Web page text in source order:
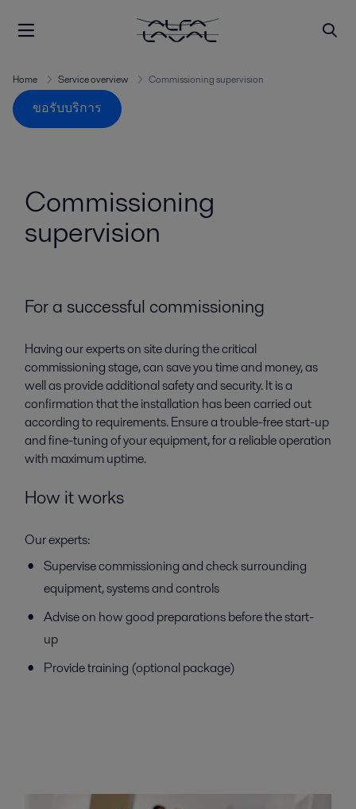
Home Service overview Commissioning supervision
ขอรับบริการ
Commissioning
supervision
For a successful commissioning
Having our experts on site during the critical
commissioning stage, can save you time and money, as
well as provide additional safety and security. It is a
confirmation that the installation has been carried out
according to requirements. Ensure a trouble-free start-up
and fine-tuning of your equipment, for a reliable operation
with maximum uptime.
How it works
Our experts:
Supervise commissioning and check surrounding
equipment, systems and controls
Advise on how good preparations before the start-
up
Provide training (optional package)